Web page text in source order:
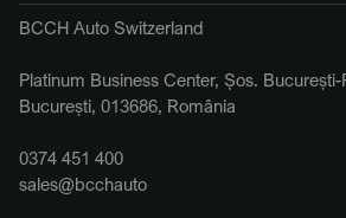
BCCH Auto Switzerland
Platinum Business Center, Șos. București-
București, 013686, România
0374 451 400
sales@bcchauto